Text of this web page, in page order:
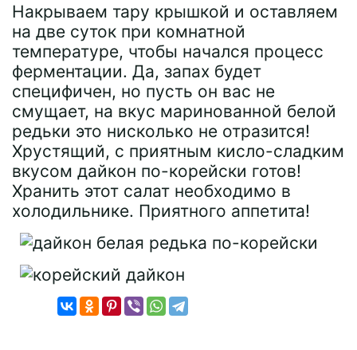
Накрываем тару крышкой и оставляем
на две суток при комнатной
температуре, чтобы начался процесс
ферментации. Да, запах будет
специфичен, но пусть он вас не
смущает, на вкус маринованной белой
редьки это нисколько не отразится!
Хрустящий, с приятным кисло-сладким
вкусом дайкон по-корейски готов!
Хранить этот салат необходимо в
холодильнике. Приятного аппетита!